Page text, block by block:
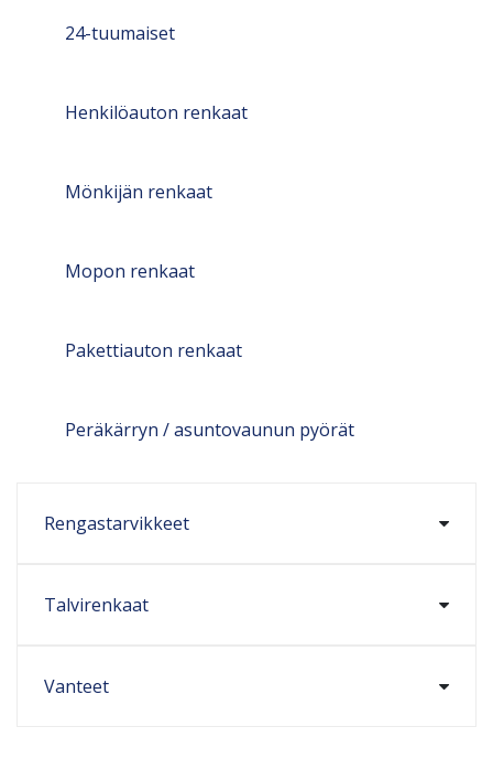
24-tuumaiset
Henkilöauton renkaat
Mönkijän renkaat
Mopon renkaat
Pakettiauton renkaat
Peräkärryn / asuntovaunun pyörät
Rengastarvikkeet
Talvirenkaat
Vanteet